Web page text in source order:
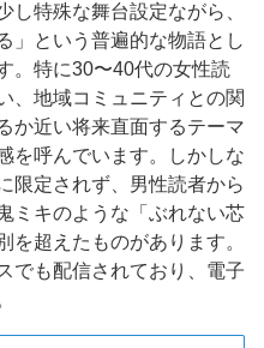
し特殊な舞台設定ながら、
」という普遍的な物語とし
。特に30〜40代の女性読
、地域コミュニティとの関
か近い将来直面するテーマ
を呼んでいます。しかしな
限定されず、男性読者から
ミキのような「ぶれない芯
を超えたものがあります。
でも配信されており、電子